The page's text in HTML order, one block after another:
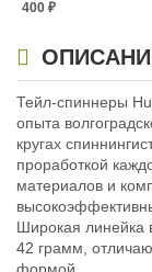
400 ₽
Номер крючка:#5
Лепесток:worth
Тейл-спиннеры
опыта
кругах
проработкой
материалов и
Широкая линейка
42 грамм,